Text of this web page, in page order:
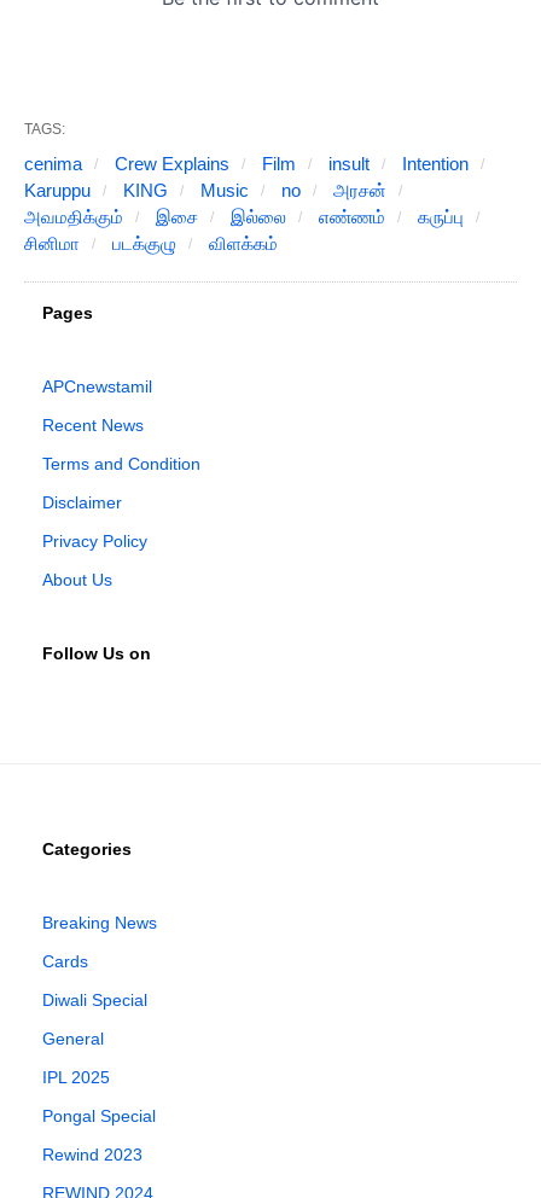
TAGS:
cenima Crew Explains Film insult
Intention
Karuppu
KING Music no
அரசன்
அவமதிக்கும்
இசை இல்லை எண்ணம்
கருப்பு
சினிமா
படக்குழு விளக்கம்
Pages
APCnewstamil
Recent News
Terms and Condition
Disclaimer
Privacy Policy
About Us
Follow Us on
Categories
Breaking News
Cards
Diwali Special
General
IPL 2025
Pongal Special
Rewind 2023
REWIND 2024